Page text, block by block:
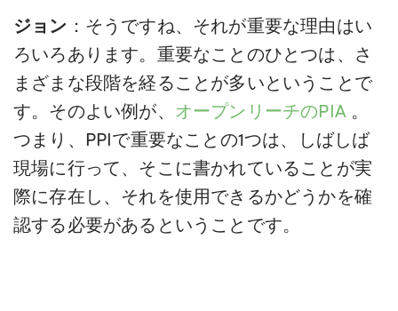
ジョン ：そうですね、それが重要な理由はい
ろいろあります。重要なことのひとつは、さ
まざまな段階を経ることが多いということで
す。そのよい例が、 オープンリーチのPIA 。
つまり、PPIで重要なことの1つは、しばしば
現場に行って、そこに書かれていることが実
際に存在し、それを使用できるかどうかを確
認する必要があるということです。